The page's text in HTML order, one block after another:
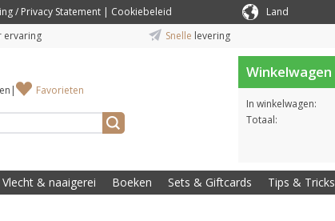
/ Privacy Statement | Cookiebeleid Land
ervaring Snelle levering
| Favorieten
Winkelwagen
In winkelwagen:
Totaal:
Vlecht & naaigerei Boeken Sets & Giftcards Tips & Tricks